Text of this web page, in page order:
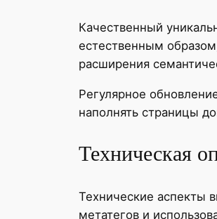
Качественный
естественным
расширения
Регулярное
наполнять страницы
Техническая
Технические аспекты
метатегов и